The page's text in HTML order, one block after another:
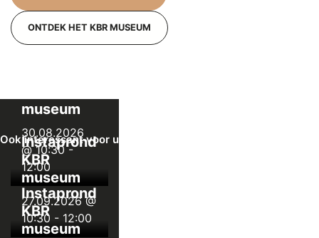
ONTDEK HET KBR MUSEUM
Ook interessant voor u
museum
30.08.2026
@ 10:30-
12:00
Instaprondleiding
KBR
museum
27.09.2026 @
10:30 - 12:00
Instaprondleiding
KBR
museum